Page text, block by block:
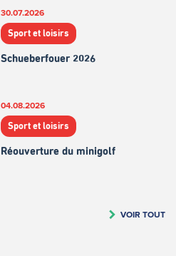
30.07.2026
Sport et loisirs
Schueberfouer 2026
04.08.2026
Sport et loisirs
Réouverture du minigolf
VOIR TOUT